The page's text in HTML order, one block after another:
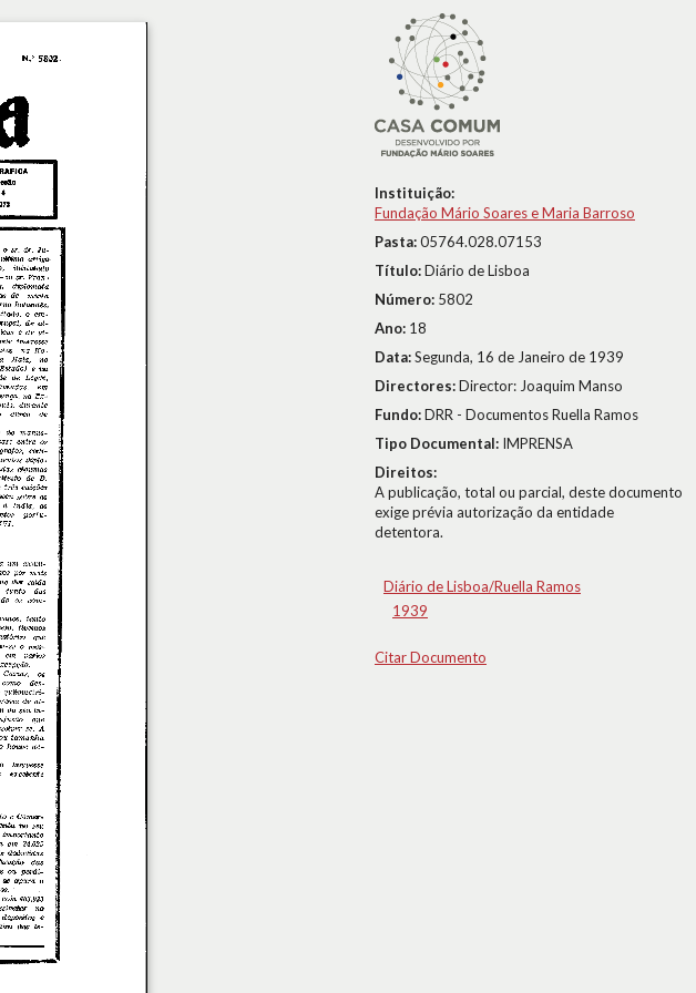
Instituição:
Fundação Mário Soares e Maria Barroso
Pasta:05764.028.07153
Título:Diário de Lisboa
Número: 5802
Ano: 18
Data:Segunda, 16 de Janeiro de 1939
Directores:Director: Joaquim Manso
Fundo:DRR - Documentos Ruella Ramos
Tipo Documental: IMPRENSA
Direitos:
A publicação, total ou parcial, deste documento
exige prévia autorização da entidade
detentora.
Diário de Lisboa/Ruella Ramos
1939
Citar Documento